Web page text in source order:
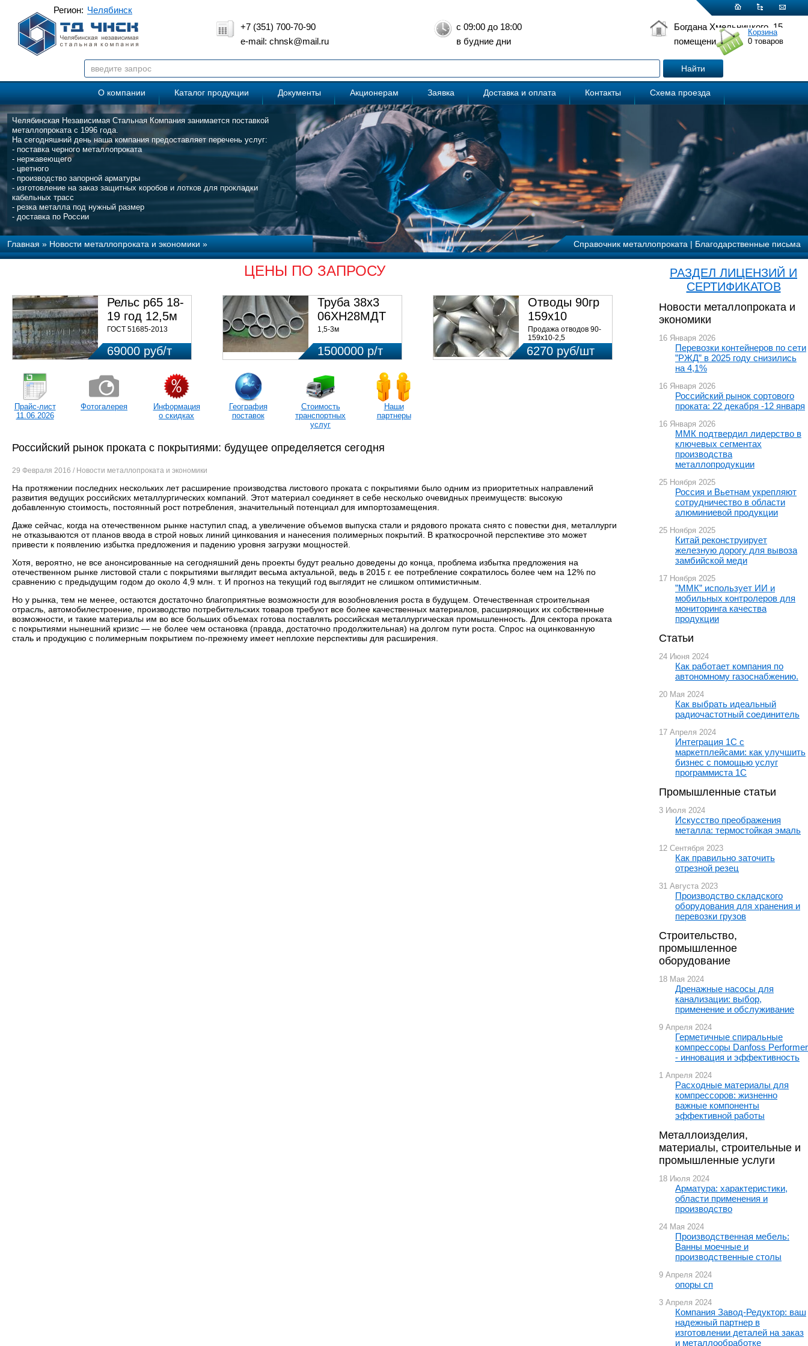
+7 (351) 700-70-90
e-mail: chnsk@mail.ru
с 09:00 до 18:00
в будние дни
Богдана Хмельницкого, 15
помещение 5
Челябинск
Регион:
О компании Каталог продукции Документы Акционерам Заявка Доставка и оплата Контакты Схема проезда
Челябинская Независимая Стальная Компания занимается поставкой
металлопроката с 1996 года.
На сегодняшний день наша компания предоставляет перечень услуг:
- поставка черного металлопроката
- нержавеющего
- цветного
- производство запорной арматуры
- изготовление на заказ защитных коробов и лотков для прокладки
кабельных трасс
- резка металла под нужный размер
- доставка по России
Главная»Новости металлопроката и экономики»
Российский рынок проката с покрытиями: будущее определяется сегодня
Справочник металлопроката|Благодарственные письма
РАЗДЕЛ ЛИЦЕНЗИЙ И
СЕРТИФИКАТОВ
Новости металлопроката и
экономики
16 Января 2026
Перевозки контейнеров по сети
”РЖД” в 2025 году снизились
на 4,1%
16 Января 2026
Российский рынок сортового
проката: 22 декабря -12 января
16 Января 2026
ММК подтвердил лидерство в
ключевых сегментах
производства
металлопродукции
25 Ноября 2025
Россия и Вьетнам укрепляют
сотрудничество в области
алюминиевой продукции
25 Ноября 2025
Китай реконструирует
железную дорогу для вывоза
замбийской меди
17 Ноября 2025
”ММК” использует ИИ и
мобильных контролеров для
мониторинга качества
продукции
Статьи
24 Июня 2024
Как работает компания по
автономному газоснабжению.
20 Мая 2024
Как выбрать идеальный
радиочастотный соединитель
17 Апреля 2024
Интеграция 1С с
маркетплейсами: как улучшить
бизнес с помощью услуг
программиста 1С
Промышленные статьи
3 Июля 2024
Искусство преображения
металла: термостойкая эмаль
12 Сентября 2023
Как правильно заточить
отрезной резец
31 Августа 2023
Производство складского
оборудования для хранения и
перевозки грузов
Строительство,
промышленное
оборудование
18 Мая 2024
Дренажные насосы для
канализации: выбор,
применение и обслуживание
9 Апреля 2024
Герметичные спиральные
компрессоры Danfoss Performer
- инновация и эффективность
1 Апреля 2024
Расходные материалы для
компрессоров: жизненно
важные компоненты
эффективной работы
Металлоизделия,
материалы, строительные и
промышленные услуги
18 Июля 2024
Арматура: характеристики,
области применения и
производство
24 Мая 2024
Производственная мебель:
Ванны моечные и
производственные столы
9 Апреля 2024
опоры сп
3 Апреля 2024
Компания Завод-Редуктор: ваш
надежный партнер в
изготовлении деталей на заказ
и металлообработке
ЦЕНЫ ПО ЗАПРОСУ
Рельс р65 18-
19 год 12,5м
ГОСТ 51685-2013
69000 руб/т
Труба 38х3
06ХН28МДТ
1,5-3м
1500000 р/т
Отводы 90гр
159х10
08Х18Н10Т
Продажа отводов 90-
159х10-2,5
ст.08Х18Н10Т 09ОСТ
34.10.418-90 по низким
6270 руб/шт
Прайс-лист
11.06.2026
Фотогалерея
Информация
о скидках
География
поставок
Стоимость
транспортных
услуг
Наши
партнеры
Российский рынок проката с покрытиями: будущее определяется сегодня
29 Февраля 2016 / Новости металлопроката и экономики
На протяжении последних нескольких лет расширение производства листового проката с покрытиями было одним из приоритетных направлений
развития ведущих российских металлургических компаний. Этот материал соединяет в себе несколько очевидных преимуществ: высокую
добавленную стоимость, постоянный рост потребления, значительный потенциал для импортозамещения.
Даже сейчас, когда на отечественном рынке наступил спад, а увеличение объемов выпуска стали и рядового проката снято с повестки дня, металлурги
не отказываются от планов ввода в строй новых линий цинкования и нанесения полимерных покрытий. В краткосрочной перспективе это может
привести к появлению избытка предложения и падению уровня загрузки мощностей.
Хотя, вероятно, не все анонсированные на сегодняшний день проекты будут реально доведены до конца, проблема избытка предложения на
отечественном рынке листовой стали с покрытиями выглядит весьма актуальной, ведь в 2015 г. ее потребление сократилось более чем на 12% по
сравнению с предыдущим годом до около 4,9 млн. т. И прогноз на текущий год выглядит не слишком оптимистичным.
Но у рынка, тем не менее, остаются достаточно благоприятные возможности для возобновления роста в будущем. Отечественная строительная
отрасль, автомобилестроение, производство потребительских товаров требуют все более качественных материалов, расширяющих их собственные
возможности, и такие материалы им во все больших объемах готова поставлять российская металлургическая промышленность. Для сектора проката
с покрытиями нынешний кризис — не более чем остановка (правда, достаточно продолжительная) на долгом пути роста. Спрос на оцинкованную
сталь и продукцию с полимерным покрытием по-прежнему имеет неплохие перспективы для расширения.
Корзина
0 товаров